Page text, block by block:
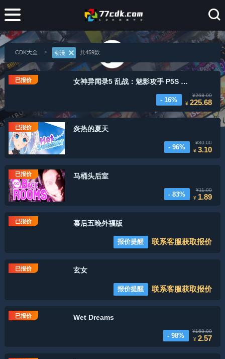
CDK大全 动漫 共459款
已报价 女神异闻录5 乱战：魅影攻手 P5S 标准版
- 16%
¥268.00
¥225.68
已报价 炎热的夏天
- 96%
¥80.00
¥3.10
已报价 马桶头后室
- 83%
¥11.00
¥ 1.89
已报价 幕后五晚外福版
报价提醒 联系客服获取报价
已报价 玄女
报价提醒 联系客服获取报价
已报价 Wet Dreams
- 98%
¥168.00
¥2.57